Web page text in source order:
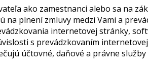
ako zamestnanci alebo sa na
na plnení zmluvy medzi Vami a
internetovej stránky,
s prevádzkovaním
účtovné, daňové a právne